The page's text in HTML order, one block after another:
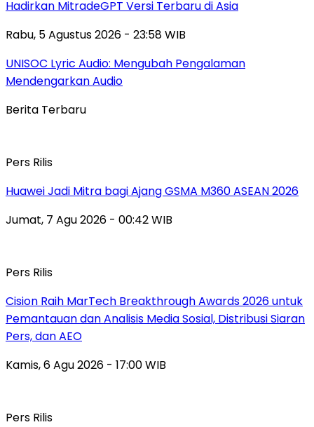
Hadirkan MitradeGPT Versi Terbaru di Asia
Rabu, 5 Agustus 2026 - 23:58 WIB
UNISOC Lyric Audio: Mengubah Pengalaman
Mendengarkan Audio
Berita Terbaru
Pers Rilis
Huawei Jadi Mitra bagi Ajang GSMA M360 ASEAN 2026
Jumat, 7 Agu 2026 - 00:42 WIB
Pers Rilis
Cision Raih MarTech Breakthrough Awards 2026 untuk
Pemantauan dan Analisis Media Sosial, Distribusi Siaran
Pers, dan AEO
Kamis, 6 Agu 2026 - 17:00 WIB
Pers Rilis